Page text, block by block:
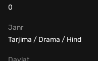
Janr
Tarjima / Drama / Hind
0